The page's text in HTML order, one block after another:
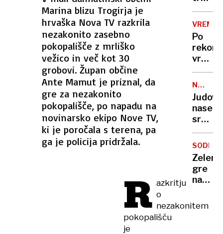
Marina blizu Trogirja je
hrvaška Nova TV razkrila
nezakonito zasebno
pokopališče z mrliško
vežico in več kot 30
grobovi. Župan občine
Ante Mamut je priznal, da
gre za nezakonito
pokopališče, po napadu na
novinarsko ekipo Nove TV,
ki je poročala s terena, pa
ga je policija pridržala.
R azkritju
o
nezakonitem
pokopališču
je
vse
hujši?
skrbi
slog
VREME
Po
valu
bomo
končno
sredi
noči
požgali
vas
na
več
gre
na
k